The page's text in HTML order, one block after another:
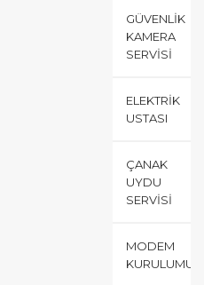
GÜVENLIK
KAMERA
SERVISI
ELEKTRIK
USTASI
ÇANAK
UYDU
SERVISI
MODEM
KURULUMU